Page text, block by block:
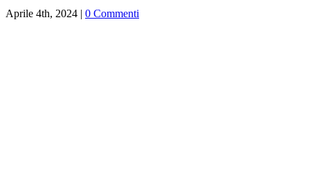
Aprile 4th, 2024 | 0 Commenti